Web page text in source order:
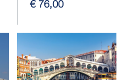
€ 76,00